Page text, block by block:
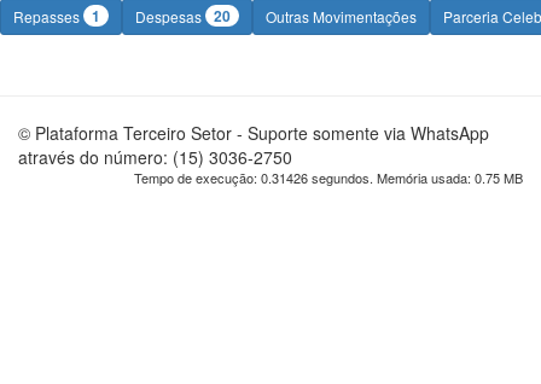
Repasses 1 Despesas 20 Outras Movimentações Parceria
© Plataforma Terceiro Setor - Suporte somente via WhatsApp
através do número: (15) 3036-2750
Tempo de execução: 0.31426 segundos. Memória usada: 0.75 MB